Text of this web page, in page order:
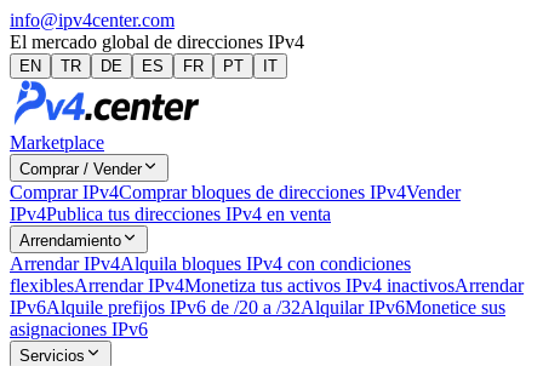
info@ipv4center.com
El mercado global de direcciones IPv4
EN TR DE ES FR PT IT
Marketplace
Comprar / Vender
Comprar IPv4Comprar bloques de direcciones IPv4Vender
IPv4Publica tus direcciones IPv4 en venta
Arrendamiento
Arrendar IPv4Alquila bloques IPv4 con condiciones
flexiblesArrendar IPv4Monetiza tus activos IPv4 inactivosArrendar
IPv6Alquile prefijos IPv6 de /20 a /32Alquilar IPv6Monetice sus
asignaciones IPv6
Servicios